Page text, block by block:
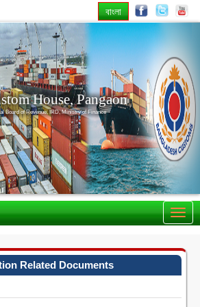
বাংলা
House, Pangaon
Board of Revenue, IRD, Ministry of Finance
Related Documents